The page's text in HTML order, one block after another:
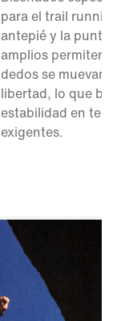
para el trail
antepié y la punta
amplios permiten
dedos se muevan
libertad, lo que
estabilidad en
exigentes.